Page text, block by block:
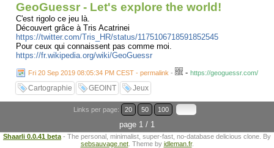
GeoGuessr - Let's explore the world!
C'est rigolo ce jeu là.
Découvert grâce à Tris Acatrinei
https://twitter.com/Tris_HR/status/1175106718591852545
Pour ceux qui connaissent pas comme moi.
https://fr.wikipedia.org/wiki/GeoGuessr
Fri 20 Sep 2019 08:05:34 PM CEST - permalink - - https://geoguessr.com/
Cartographie GEOINT Jeux
Links per page: 20 50 100
page 1 / 1
Shaarli 0.0.41 beta - The personal, minimalist, super-fast, no-database delicious clone. By
sebsauvage.net. Theme by idleman.fr.